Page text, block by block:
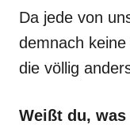
Da jede von
demnach
die völlig
Weißt du,